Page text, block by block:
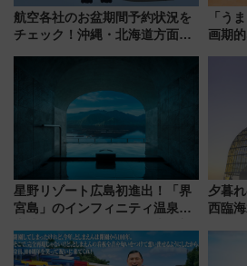
航空各社のお盆期間予約状況を
チェック！沖縄・北海道方面は
「う
画期
星野リゾート広島初進出！「界
宮島」のインフィニティ温泉と
宿泊料金・アクセスは？（2026
年7月23日開業）
夕暮
西臨